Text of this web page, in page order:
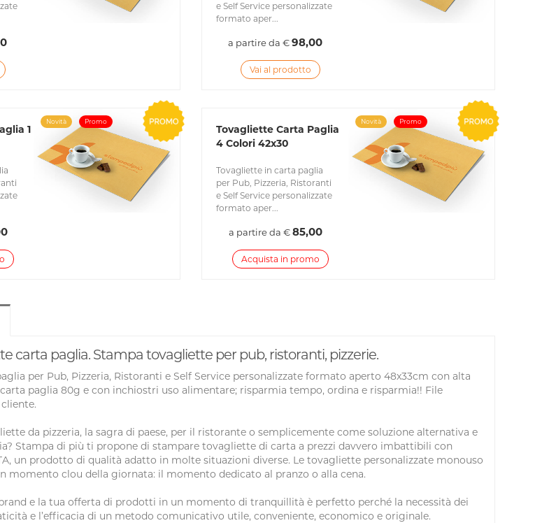
e Self Service personalizzate
formato aper...
a partire da €98,00
Vai al prodotto
1
Novità Promo
Tovagliette Carta Paglia
4 Colori 42x30
Tovagliette in carta paglia
per Pub, Pizzeria, Ristoranti
e Self Service personalizzate
formato aper...
a partire da €85,00
Acquista in promo
Novità Promo
carta paglia. Stampa tovagliette per pub, ristoranti, pizzerie.
per Pub, Pizzeria, Ristoranti e Self Service personalizzate formato aperto 48x33cm con alta
paglia 80g e con inchiostri uso alimentare; risparmia tempo, ordina e risparmia!! File
da pizzeria, la sagra di paese, per il ristorante o semplicemente come soluzione alternativa e
Stampa di più ti propone di stampare tovagliette di carta a prezzi davvero imbattibili con
un prodotto di qualità adatto in molte situazioni diverse. Le tovagliette personalizzate monouso
momento clou della giornata: il momento dedicato al pranzo o alla cena.
e la tua offerta di prodotti in un momento di tranquillità è perfetto perché la necessità dei
e l’efficacia di un metodo comunicativo utile, conveniente, economico e originale.